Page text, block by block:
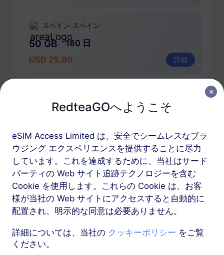
スペイン.スペイン
50 GB
180 日
USD 25.80
詳細
スペイン.スペインを含む地域パッケージ
200 MB
1 日
USD 0.52
詳細
ヨーロッパ（37か国）
1 GB
7 日
USD 1.90
詳細
RedteaGOへようこそ
eSIM Access Limited は、安全でシームレスなブラ
ウジング エクスペリエンスを提供することに尽力
しています。これを達成するために、当社はサード
パーティの Web サイト追跡テクノロジーを含む
Cookie を使用します。これらの Cookie は、お客
様が当社の Web サイトにアクセスすると自動的に
配置され、明示的な同意は必要ありません。
詳細については、当社の クッキーポリシー をご覧
ください。